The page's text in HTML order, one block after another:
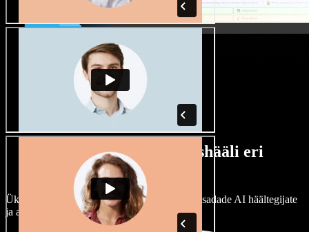
Lai valik mees- ja naishääli eri
aktsentidega
Ükski projekt ei pea kõlama ühtemoodi. Vali sadade AI häältegijate
ja aktsentide hulgast ning kohanda neid.